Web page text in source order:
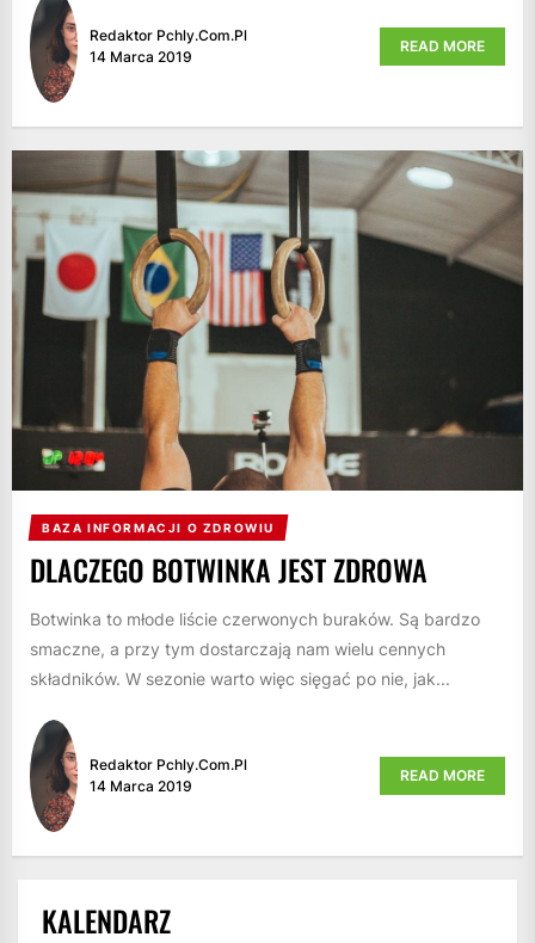
Redaktor Pchly.com.pl
14 Marca 2019
READ MORE
BAZA INFORMACJI O ZDROWIU
DLACZEGO BOTWINKA JEST ZDROWA
Botwinka to młode liście czerwonych buraków. Są bardzo
smaczne, a przy tym dostarczają nam wielu cennych
składników. W sezonie warto więc sięgać po nie, jak...
Redaktor Pchly.com.pl
14 Marca 2019
READ MORE
KALENDARZ